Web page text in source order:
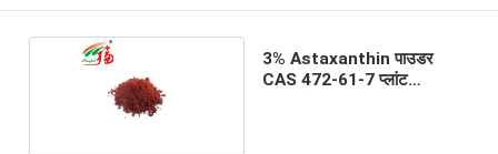
3% Astaxanthin पाउडर
CAS 472-61-7 प्लांट